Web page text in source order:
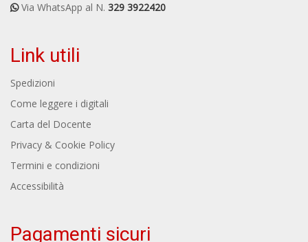
Via WhatsApp al N. 329 3922420
Link utili
Spedizioni
Come leggere i digitali
Carta del Docente
Privacy & Cookie Policy
Termini e condizioni
Accessibilità
Pagamenti sicuri